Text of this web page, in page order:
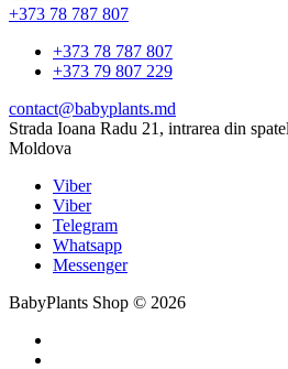
+373 78 787 807
+373 78 787 807
+373 79 807 229
contact@babyplants.md
Strada Ioana Radu 21, intrarea din
Moldova
Viber
Viber
Telegram
Whatsapp
Messenger
BabyPlants Shop © 2026